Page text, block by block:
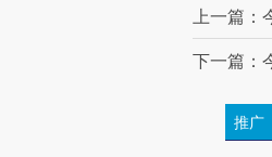
上一篇：
下一篇：
推广